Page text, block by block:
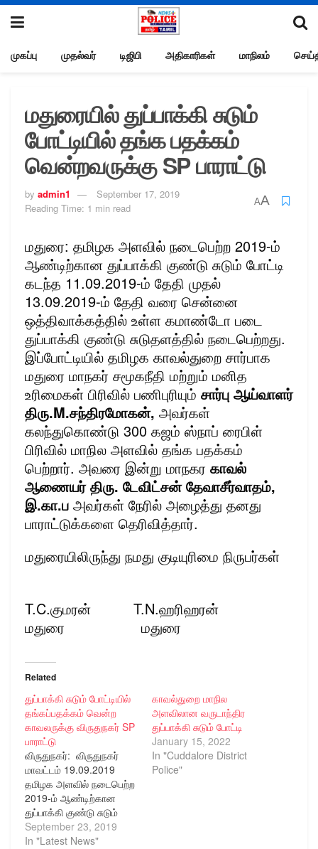
முகப்பு முதல்வர் டிஜிபி அதிகாரிகள் மாநிலம்
மதுரையில் துப்பாக்கி சுடும்
போட்டியில் தங்க பதக்கம்
வென்றவருக்கு SP பாராட்டு
by admin1
September 17, 2019
Reading Time: 1 min read
AA
மதுரை: தமிழக அளவில் நடைபெற்ற 2019-ம்
ஆண்டிற்கான துப்பாக்கி குண்டு சுடும் போட்டி
கடந்த 11.09.2019-ம் தேதி முதல்
13.09.2019-ம் தேதி வரை சென்னை
ஒத்திவாக்கத்தில் உள்ள கமாண்டோ படை
துப்பாக்கி குண்டு சுடுதளத்தில் நடைபெற்றது.
இப்போட்டியில் தமிழக காவல்துறை சார்பாக
மதுரை மாநகர் சமூகநீதி மற்றும் மனித
உரிமைகள் பிரிவில் பணிபுரியும் சார்பு ஆய்வாளர்
திரு.M.சந்திரமோகன், அவர்கள்
கலந்துகொண்டு 300 கஜம் ஸ்நாப் ரைபிள்
பிரிவில் மாநில அளவில் தங்க பதக்கம்
பெற்றார். அவரை இன்று மாநகர காவல்
ஆணையர் திரு. டேவிட்சன் தேவாசீர்வாதம்,
இ.கா.ப அவர்கள் நேரில் அழைத்து தனது
பாராட்டுக்களை தெரிவித்தார்.
மதுரையிலிருந்து நமது குடியுரிமை நிருபர்கள்
T.C.குமரன் T.N.ஹரிஹரன்
மதுரை மதுரை
Related
துப்பாக்கி சுடும் போட்டியில்
தங்கப்பதக்கம் வென்ற
காவலருக்கு விருதுநகர் SP
பாராட்டு
விருதுநகர்: விருதுநகர்
மாவட்டம் 19.09.2019
தமிழக அளவில் நடைபெற்ற
2019-ம் ஆண்டிற்கான
துப்பாக்கி குண்டு சுடும்
போட்டி கடந்த 11.9.2019-ம்
தேதி முதல் 13.9.2019-ம்
September 23, 2019
In "Latest News"
காவல்துறை மாநில
அளவிலான வருடாந்திர
துப்பாக்கி சுடும் போட்டி
January 15, 2022
In "Cuddalore District
Police"